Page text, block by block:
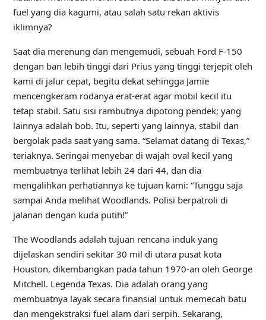
fuel yang dia kagumi, atau salah satu rekan aktivis
iklimnya?
Saat dia merenung dan mengemudi, sebuah Ford F-150
dengan ban lebih tinggi dari Prius yang tinggi terjepit oleh
kami di jalur cepat, begitu dekat sehingga Jamie
mencengkeram rodanya erat-erat agar mobil kecil itu
tetap stabil. Satu sisi rambutnya dipotong pendek; yang
lainnya adalah bob. Itu, seperti yang lainnya, stabil dan
bergolak pada saat yang sama. “Selamat datang di Texas,”
teriaknya. Seringai menyebar di wajah oval kecil yang
membuatnya terlihat lebih 24 dari 44, dan dia
mengalihkan perhatiannya ke tujuan kami: “Tunggu saja
sampai Anda melihat Woodlands. Polisi berpatroli di
jalanan dengan kuda putih!”
The Woodlands adalah tujuan rencana induk yang
dijelaskan sendiri sekitar 30 mil di utara pusat kota
Houston, dikembangkan pada tahun 1970-an oleh George
Mitchell. Legenda Texas. Dia adalah orang yang
membuatnya layak secara finansial untuk memecah batu
dan mengekstraksi fuel alam dari serpih. Sekarang,